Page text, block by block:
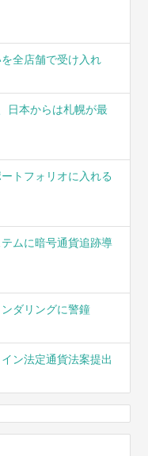
全店舗で受け入れ
日本からは札幌が最
トフォリオに入れる
ムに暗号通貨追跡導
ダリングに警鐘
ン法定通貨法案提出